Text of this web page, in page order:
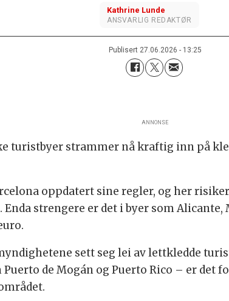
Kathrine Lunde
ANSVARLIG REDAKTØR
Publisert 27.06.2026 - 13:25
ANNONSE
turistbyer strammer nå kraftig inn på
oppdatert sine regler, og her
strengere er det i byer som Alicante,
sett seg lei av lettkledde
de Mogán og Puerto Rico – er det